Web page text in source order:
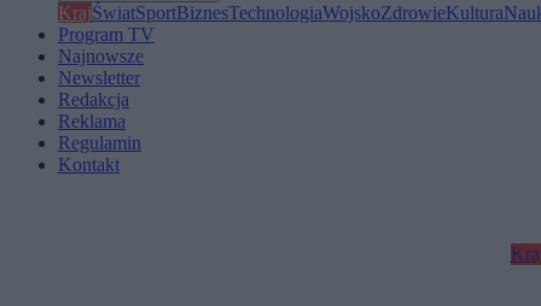
KrajŚwiatSportBiznesTechnologiaWojskoZdrowieKultura
Program TV
Najnowsze
Newsletter
Redakcja
Reklama
Regulamin
Kontakt